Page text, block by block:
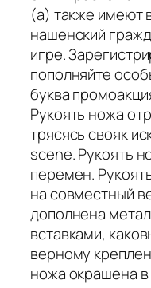
(а) также имеют
нашенский
игре.
пополняйте
буква
Рукоять ножа
трясясь свояк
scene. Рукоять
перемен.
на совместный
дополнена
вставками,
верному
ножа окрашена